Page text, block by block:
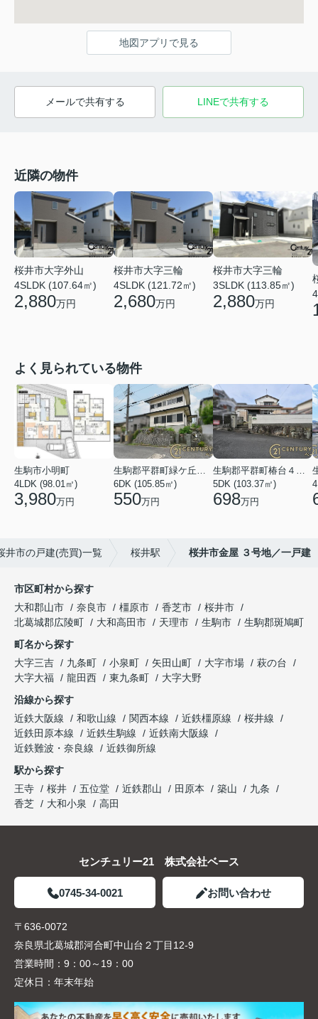
地図アプリで見る
メールで共有する LINEで共有する
近隣の物件
桜井市大字外山
4SLDK (107.64㎡)
2,880万円
桜井市大字三輪
4SLDK (121.72㎡)
2,680万円
桜井市大字三輪
3SLDK (113.85㎡)
2,880万円
よく見られている物件
生駒市小明町
4LDK (98.01㎡)
3,980万円
生駒郡平群町緑ケ丘５丁目
6DK (105.85㎡)
550万円
生駒郡平群町椿台４丁目
5DK (103.37㎡)
698万円
井市の戸建(売買)一覧 桜井駅 桜井市金屋 ３号地／一戸建
市区町村から探す
大和郡山市
奈良市 橿原市 香芝市
桜井市
北葛城郡広陵町
大和高田市 天理市 生駒市
生駒郡斑鳩町
町名から探す
大字三吉
九条町 小泉町 矢田山町 大字市場
萩の台
大字大福
龍田西 東九条町
大字大野
沿線から探す
近鉄大阪線
和歌山線 関西本線 近鉄橿原線
桜井線
近鉄田原本線
近鉄生駒線
近鉄南大阪線
近鉄難波・奈良線
近鉄御所線
駅から探す
王寺
桜井 五位堂 近鉄郡山 田原本 築山
九条
香芝
大和小泉 高田
センチュリー21 株式会社ベース
0745-34-0021 お問い合わせ
〒636-0072
奈良県北葛城郡河合町中山台２丁目12-9
営業時間： 9：00～19：00
定休日： 年末年始